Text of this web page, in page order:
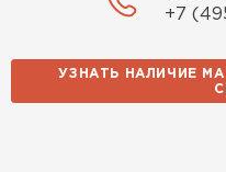
+7
УЗНАТЬ НАЛИЧИЕ